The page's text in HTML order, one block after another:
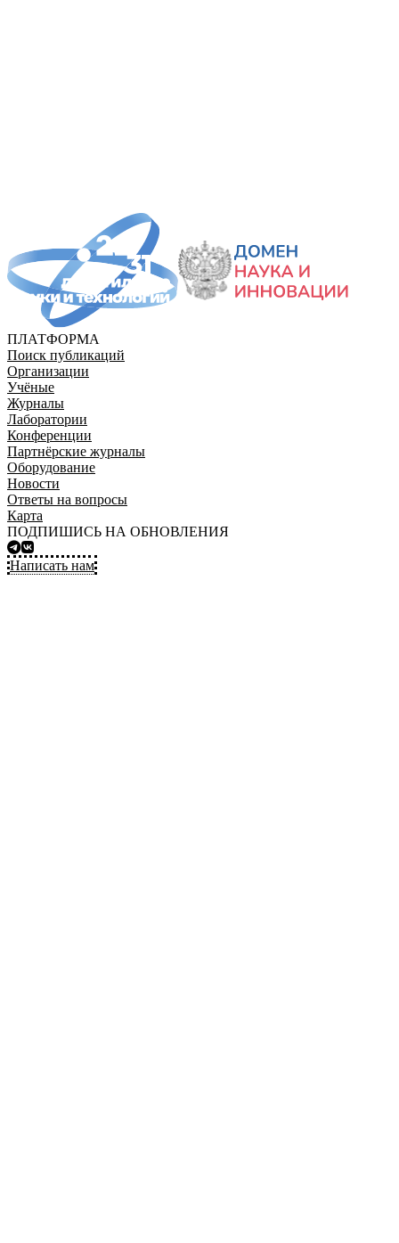
ПЛАТФОРМА
Поиск публикаций
Организации
Учёные
Журналы
Лаборатории
Конференции
Партнёрские журналы
Оборудование
Новости
Ответы на вопросы
Карта
ПОДПИШИСЬ НА ОБНОВЛЕНИЯ
Написать нам